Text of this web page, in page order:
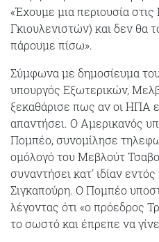
«Έχουμε μια περιουσία
Γκιουλενιστών) και δεν θα
πάρουμε πίσω».
Σύμφωνα με δημοσίευμα
υπουργός Εξωτερικών,
ξεκαθάρισε πως αν οι ΗΠΑ
απαντήσει. Ο Αμερικανός
Πομπέο, συνομίλησε
ομόλογό του Μεβλούτ
συναντήσει κατ' ιδίαν
Σιγκαπούρη. Ο Πομπέο
λέγοντας ότι «ο πρόεδρος
το σωστό και έπρεπε να